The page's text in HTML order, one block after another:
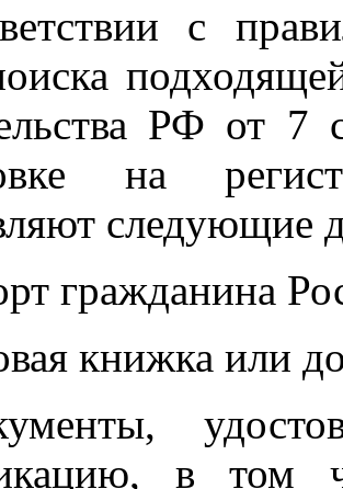
с
РФ от
на
следующие
гражданина
книжка или
в том